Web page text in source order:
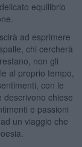
equilibrio
ad esprimere
chi cercherà
non gli
al proprio tempo,
con le
descrivono chiese
e passioni
un viaggio che